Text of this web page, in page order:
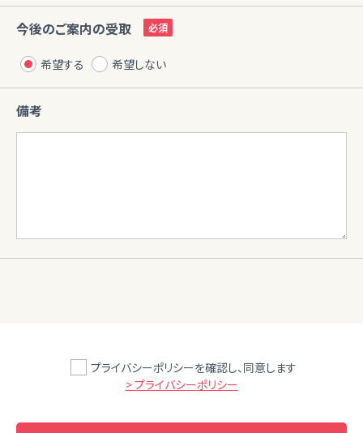
今後のご案内の受取
希望する 希望しない
備考
プライバシーポリシーを確認し、同意します
> プライバシーポリシー